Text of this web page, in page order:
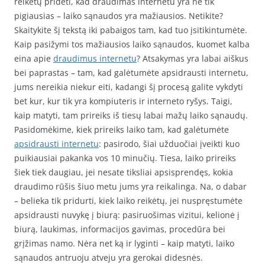
pigiausias – laiko sąnaudos yra mažiausios. Netikite?
Skaitykite šį tekstą iki pabaigos tam, kad tuo įsitikintumėte.
Kaip pasižymi tos mažiausios laiko sąnaudos, kuomet kalba
eina apie draudimus internetu? Atsakymas yra labai aiškus
bei paprastas – tam, kad galėtumėte apsidrausti internetu,
jums nereikia niekur eiti, kadangi šį procesą galite vykdyti
bet kur, kur tik yra kompiuteris ir interneto ryšys. Taigi,
kaip matyti, tam prireiks iš tiesų labai mažų laiko sąnaudų.
Pasidomėkime, kiek prireiks laiko tam, kad galėtumėte
apsidrausti internetu: pasirodo, šiai užduočiai įveikti kuo
puikiausiai pakanka vos 10 minučių. Tiesa, laiko prireiks
šiek tiek daugiau, jei nesate tiksliai apsisprendęs, kokia
draudimo rūšis šiuo metu jums yra reikalinga. Na, o dabar
– belieka tik pridurti, kiek laiko reikėtų, jei nuspręstumėte
apsidrausti nuvykę į biurą: pasiruošimas vizitui, kelionė į
biurą, laukimas, informacijos gavimas, procedūra bei
grįžimas namo. Nėra net ką ir lyginti – kaip matyti, laiko
sąnaudos antruoju atveju yra gerokai didesnės.